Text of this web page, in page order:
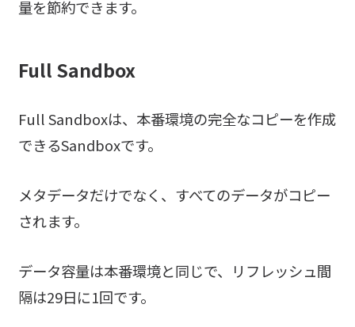
量を節約できます。
Full Sandbox
Full Sandboxは、本番環境の完全なコピーを作成
できるSandboxです。
メタデータだけでなく、すべてのデータがコピー
されます。
データ容量は本番環境と同じで、リフレッシュ間
隔は29日に1回です。